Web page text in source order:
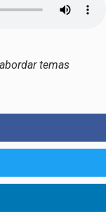
temas